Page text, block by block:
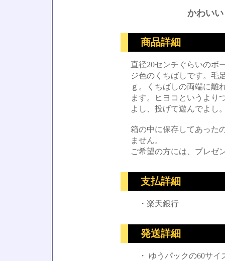
かわい
商品詳細
直径20センチぐらいのボ
ジ色のくちばしです。毛
ｇ。くちばしの両端に離
ます。ヒヨコというより
よし、投げて遊んでよし
箱の中に保存してあった
ません。
ご希望の方には、プレゼ
支払詳細
・楽天銀行
発送詳細
・ ゆうパックの60サイ